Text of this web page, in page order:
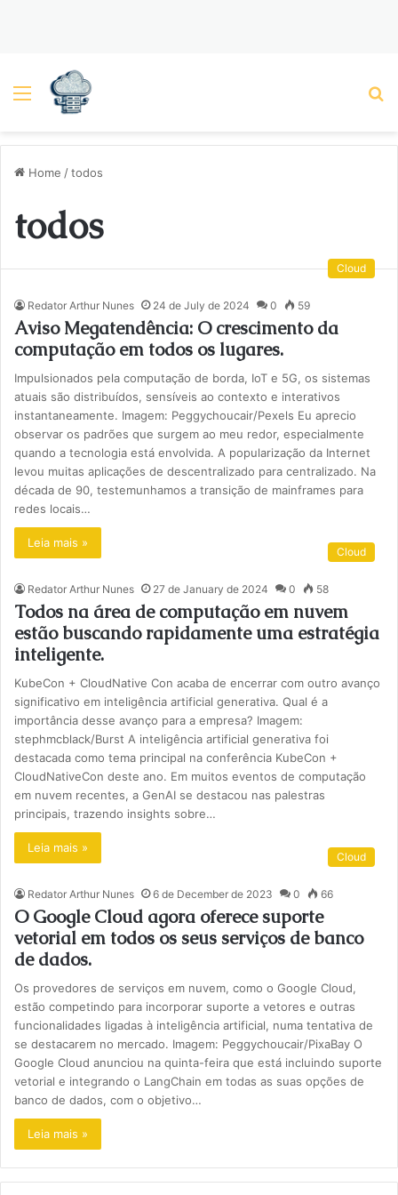
Menu
Home /todos
todos
Cloud
Redator Arthur Nunes 24 de July de 2024 0 59
Aviso Megatendência: O crescimento da
computação em todos os lugares.
Impulsionados pela computação de borda, IoT e 5G, os sistemas
atuais são distribuídos, sensíveis ao contexto e interativos
instantaneamente. Imagem: Peggychoucair/Pexels Eu aprecio
observar os padrões que surgem ao meu redor, especialmente
quando a tecnologia está envolvida. A popularização da Internet
levou muitas aplicações de descentralizado para centralizado. Na
década de 90, testemunhamos a transição de mainframes para
redes locais…
Leia mais »
Cloud
Redator Arthur Nunes 27 de January de 2024 0 58
Todos na área de computação em nuvem
estão buscando rapidamente uma estratégia
inteligente.
KubeCon + CloudNative Con acaba de encerrar com outro avanço
significativo em inteligência artificial generativa. Qual é a
importância desse avanço para a empresa? Imagem:
stephmcblack/Burst A inteligência artificial generativa foi
destacada como tema principal na conferência KubeCon +
CloudNativeCon deste ano. Em muitos eventos de computação
em nuvem recentes, a GenAI se destacou nas palestras
principais, trazendo insights sobre…
Leia mais »
Cloud
Redator Arthur Nunes 6 de December de 2023 0 66
O Google Cloud agora oferece suporte
vetorial em todos os seus serviços de banco
de dados.
Os provedores de serviços em nuvem, como o Google Cloud,
estão competindo para incorporar suporte a vetores e outras
funcionalidades ligadas à inteligência artificial, numa tentativa de
se destacarem no mercado. Imagem: Peggychoucair/PixaBay O
Google Cloud anunciou na quinta-feira que está incluindo suporte
vetorial e integrando o LangChain em todas as suas opções de
banco de dados, com o objetivo…
Leia mais »